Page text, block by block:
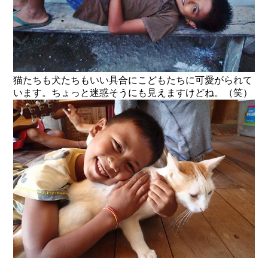
猫たちも犬たちもいい具合にこどもたちに可愛がられて
います。ちょっと迷惑そうにも見えますけどね。（笑）